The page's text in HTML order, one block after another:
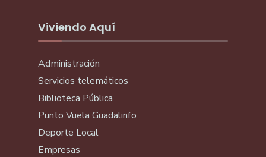
Viviendo Aquí
Administración
Servicios telemáticos
Biblioteca Pública
Punto Vuela Guadalinfo
Deporte Local
Empresas